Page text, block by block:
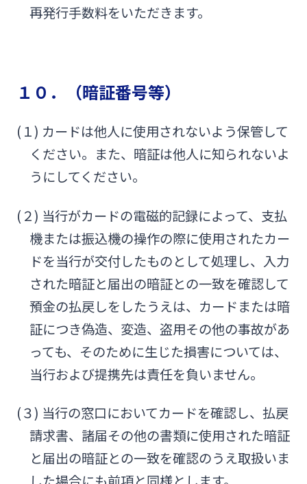
再発行手数料をいただきます。
１０．（暗証番号等）
(１) カードは他人に使用されないよう保管して
ください。また、暗証は他人に知られないよ
うにしてください。
(２) 当行がカードの電磁的記録によって、支払
機または振込機の操作の際に使用されたカー
ドを当行が交付したものとして処理し、入力
された暗証と届出の暗証との一致を確認して
預金の払戻しをしたうえは、カードまたは暗
証につき偽造、変造、盗用その他の事故があ
っても、そのために生じた損害については、
当行および提携先は責任を負いません。
(３) 当行の窓口においてカードを確認し、払戻
請求書、諸届その他の書類に使用された暗証
と届出の暗証との一致を確認のうえ取扱いま